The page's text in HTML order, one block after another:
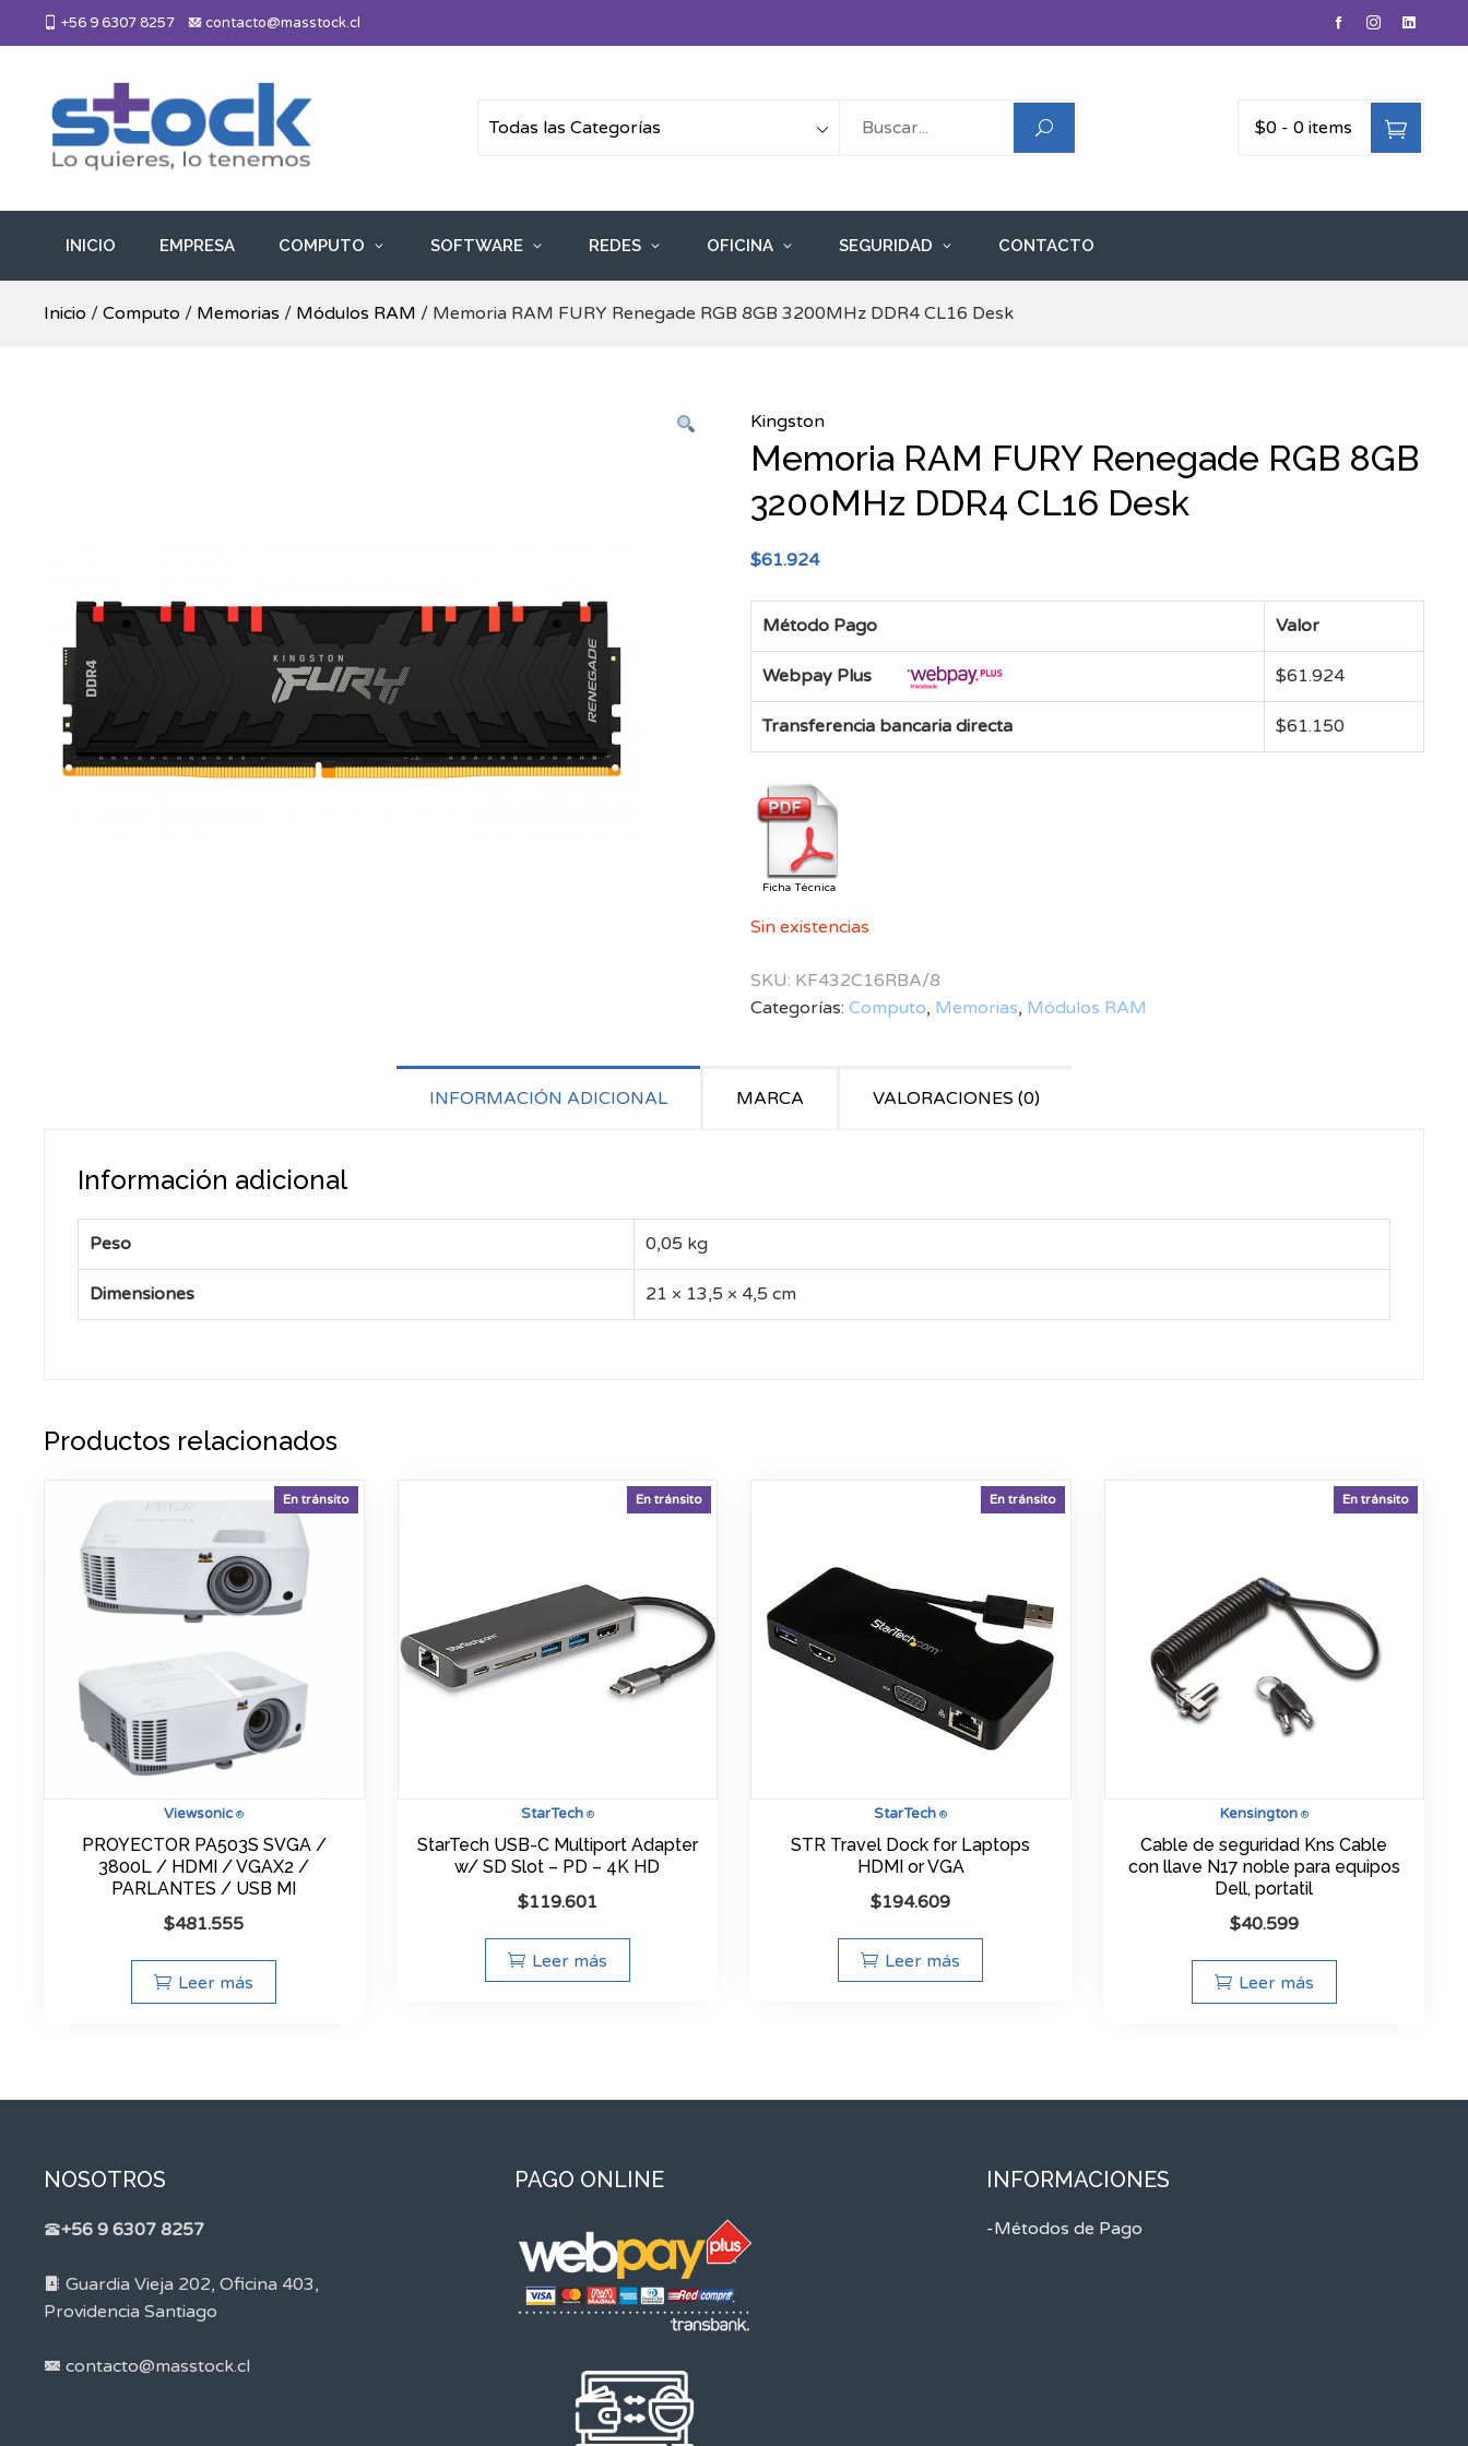
+56 9 6307 8257 contacto@masstock.cl
Más Stock
$0 - 0 items
INICIO EMPRESA COMPUTO SOFTWARE REDES OFICINA SEGURIDAD CONTACTO
Inicio / Computo / Memorias / Módulos RAM / Memoria RAM FURY Renegade RGB 8GB 3200MHz DDR4 CL16 Desk
Kingston
Memoria RAM FURY Renegade RGB 8GB
3200MHz DDR4 CL16 Desk
$61.924
Método Pago Valor
Webpay Plus $61.924
Transferencia bancaria directa $61.150
Ficha Técnica
Sin existencias
SKU: KF432C16RBA/8
Categorías: Computo, Memorias, Módulos RAM
INFORMACIÓN ADICIONAL MARCA VALORACIONES (0)
Información adicional
Peso 0,05 kg
Dimensiones 21 × 13,5 × 4,5 cm
Productos relacionados
Viewsonic ®
En tránsito
PROYECTOR PA503S SVGA /
3800L / HDMI / VGAX2 /
PARLANTES / USB MI
$481.555
Leer más
StarTech®
En tránsito
StarTech USB-C Multiport Adapter
w/ SD Slot – PD – 4K HD
$119.601
Leer más
StarTech ®
En tránsito
STR Travel Dock for Laptops
HDMI or VGA
$194.609
Leer más
Kensington®
En tránsito
Cable de seguridad Kns Cable
con llave N17 noble para equipos
Dell, portatil
$40.599
Leer más
NOSOTROS
+56 9 6307 8257
Guardia Vieja 202, Oficina 403,
Providencia Santiago
contacto@masstock.cl
PAGO ONLINE INFORMACIONES
-Métodos de Pago